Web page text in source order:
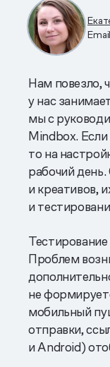
Нам повезло,
у нас
мы с
Mindbox.
то на
рабочий
и креативов,
и
Проблем
не
мобильный
отправки,
и Android)